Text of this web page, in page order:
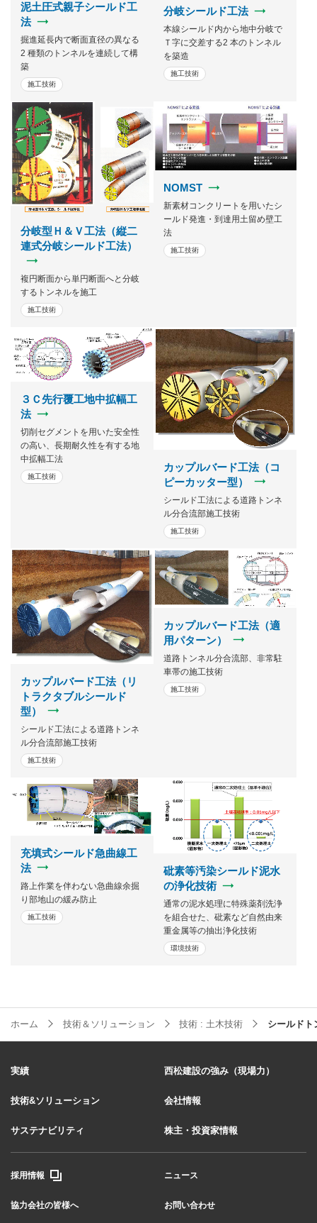
泥土圧式親子シールド工
法
掘進延長内で断面直径の異なる
2 種類のトンネルを連続して構
築
施工技術
分岐シールド工法
本線シールド内から地中分岐で
Ｔ字に交差する2 本のトンネル
を築造
施工技術
分岐型Ｈ＆Ｖ工法（縦二
連式分岐シールド工法）
複円断面から単円断面へと分岐
するトンネルを施工
施工技術
NOMST
新素材コンクリートを用いたシ
ールド発進・到達用土留め壁工
法
施工技術
３Ｃ先⾏覆⼯地中拡幅⼯
法
切削セグメントを⽤いた安全性
の⾼い、⻑期耐久性を有する地
中拡幅⼯法
施工技術
カップルバード工法（コ
ピーカッター型）
シールド工法による道路トンネ
ル分合流部施工技術
施工技術
カップルバード工法（リ
トラクタブルシールド
型）
シールド工法による道路トンネ
ル分合流部施工技術
施工技術
カップルバード工法（適
用パターン）
道路トンネル分合流部、非常駐
車帯の施工技術
施工技術
充填式シールド急曲線工
法
路上作業を伴わない急曲線余掘
り部地山の緩み防止
施工技術
砒素等汚染シールド泥水
の浄化技術
通常の泥水処理に特殊薬剤洗浄
を組合せた、砒素など自然由来
重金属等の抽出浄化技術
環境技術
ホーム 技術＆ソリューション 技術 : 土木技術 シールドト
実績 西松建設の強み（現場力）
技術&ソリューション 会社情報
サステナビリティ 株主・投資家情報
採用情報 ニュース
協力会社の皆様へ お問い合わせ